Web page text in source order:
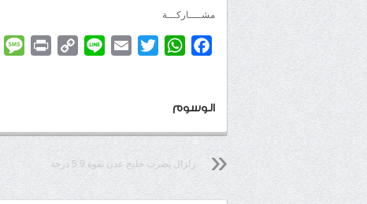
مشــــاركـــة
Facebook
WhatsApp
Twitter
Email
Line
Copy
Print
الوسوم
زلزال يضرب خليج عدن بقوة 5.9 درجة